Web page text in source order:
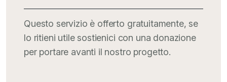
Questo servizio è offerto gratuitamente, se
lo ritieni utile sostienici con una donazione
per portare avanti il nostro progetto.